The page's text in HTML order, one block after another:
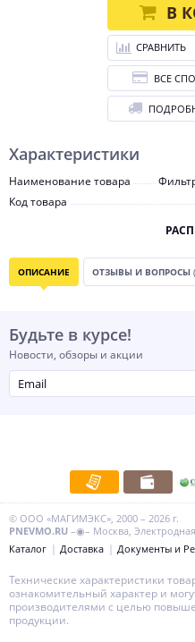
Характеристики
Наименование товара
Код товара
В
СРАВНИТЬ
ВСЕ
ОПИСАНИЕ ОТЗЫВЫ И ВОПРОСЫ
Будьте в курсе!
Новости, обзоры и акции
© ООО «МАГИМЭКС», 2000 – 2026 г.
PNEVMO.RU –◉– Москва,
Каталог
Доставка Документы и
Технические характеристики
ознакомительный характер и
производителями с целью
продукции.